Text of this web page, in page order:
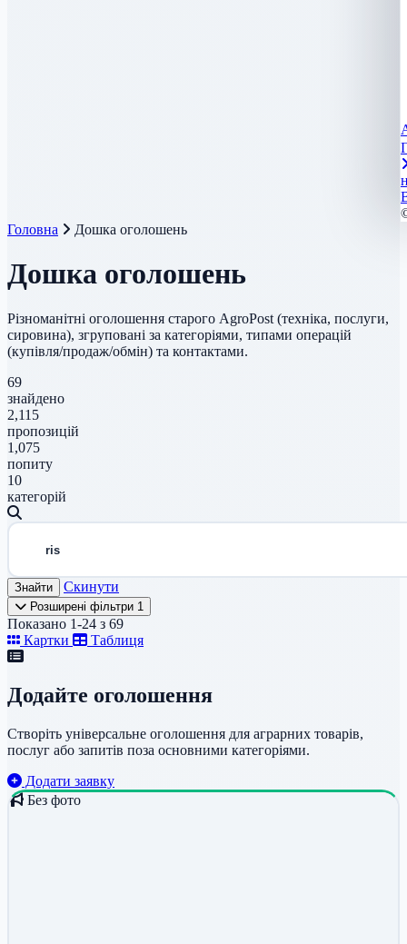
Головна
Дошка оголошень
Дошка оголошень
Різноманітні оголошення старого AgroPost (техніка, послуги,
сировина), згруповані за категоріями, типами операцій
(купівля/продаж/обмін) та контактами.
69
знайдено
2,115
пропозицій
1,075
попиту
10
категорій
Знайти Скинути
Розширені фільтри 1
Показано 1-24 з 69
Картки
Таблиця
Додайте оголошення
Створіть універсальне оголошення для аграрних товарів,
послуг або запитів поза основними категоріями.
Додати заявку
Без фото